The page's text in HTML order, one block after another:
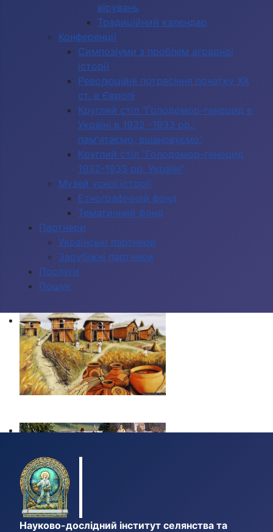
вірувань
Традиційний календар
Конференції
Симпозіуми з проблем аграрної
історії
Революційні потрясіння початку ХХ
ст. в Європі
Круглий стіл "Голодомор-геноцид в
Україні в 1932 -1933 рр.:
пам'ятаємо, вшановуємо"
Круглий стіл "Голодомор-геноцид
1932-1933 рр. Україні"
Музей усної історії
Етнографічний фонд
Тематичний фонд
Партнери
Українські партнери
Зарубіжні партнери
Послуги
Пошук
Науково-дослідний інститут селянства та